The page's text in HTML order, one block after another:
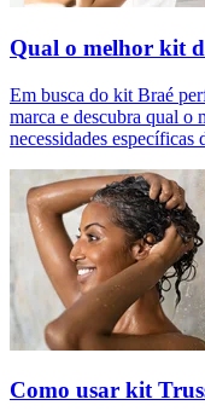
Qual o melhor kit
Em busca do kit Braé
marca e descubra qual o
necessidades específicas
Como usar kit